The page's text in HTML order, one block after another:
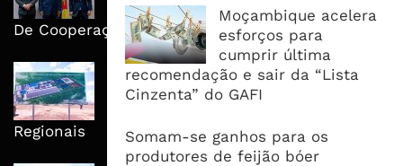
Moçambique acelera
esforços para
cumprir última
recomendação e sair da “Lista
Cinzenta” do GAFI
Somam-se ganhos para os
produtores de feijão bóer
Execução No Centro Da Nova Agenda
De Cooperação
Nova Capacidade Cimenteira Coloca
Moçambique No Caminho Da Auto-
Regionais